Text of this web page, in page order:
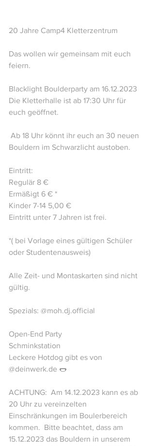
20 Jahre Camp4 Kletterzentrum
Das wollen wir gemeinsam mit euch
feiern.
Blacklight Boulderparty am 16.12.2023
Die Kletterhalle ist ab 17:30 Uhr für
euch geöffnet.
Bouldern im Schwarzlicht austoben.
Eintritt:
Regulär 8 €
Ermäßigt 6 € *
Kinder 7-14 5,00 €
Eintritt unter 7 Jahren ist frei.
*( bei Vorlage eines gültigen Schüler
oder Studentenausweis)
Alle Zeit- und Montaskarten sind nicht
gültig.
Spezials: @moh.dj.official
Open-End Party
Schminkstation
Leckere Hotdog gibt es von
@deinwerk.de 🌭
ACHTUNG:  Am 14.12.2023 kann es ab
20 Uhr zu vereinzelten
Einschränkungen im Boulerbereich
kommen.  Bitte beachtet, dass am
15.12.2023 das Bouldern in unserem